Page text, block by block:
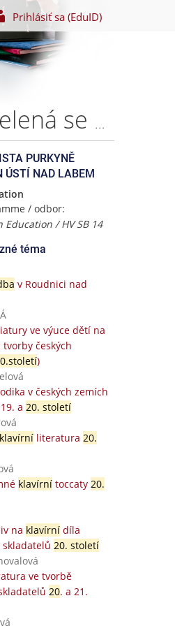
Prihlásiť sa (EduID)
Petr Eben a jeho dětská sborová tvorba se zaměřením na cyklus Zelená se snítka – Helena POPPEROVÁ
PURKYNĚ
ÚSTÍ NAD LABEM
/ odbor:
/ HV SB 14
téma
v Roudnici nad
ve výuce dětí na
tvorby českých
)
v českých zemích
a 20. století
klavírníliteratura 20.
klavírnítoccaty 20.
na klavírnídíla
20. století
ve tvorbě
20. a 21.